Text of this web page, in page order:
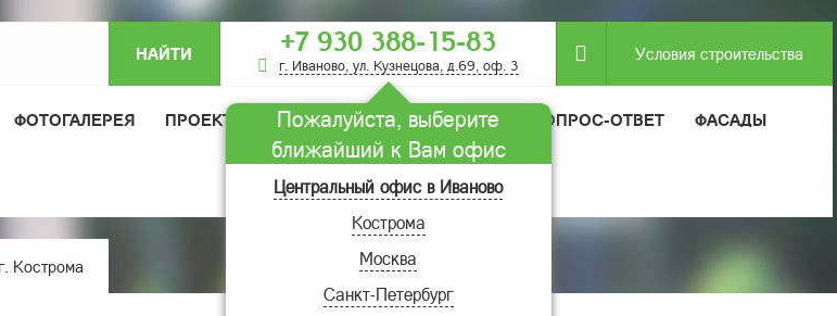
НАЙТИ +7 930 388-15-83
г. Иваново, ул. Кузнецова, д.69, оф. 3
Пожалуйста, выберите
ближайший к Вам офис
Центральный офис в Иваново
Кострома
Москва
Санкт-Петербург
Условия строительства
ФОТОГАЛЕРЕЯ ПРОЕКТЫ ДОМОВ МОДУЛЬНЫЕ ДОМА ВОПРОС-ОТВЕТ ФАСАДЫ
ОТЗЫВЫ
Кострома